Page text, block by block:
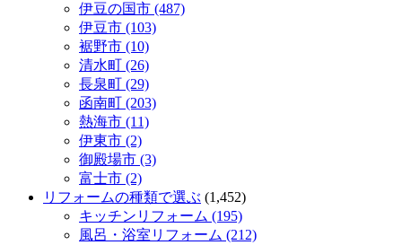
伊豆の国市 (487)
伊豆市 (103)
裾野市 (10)
清水町 (26)
長泉町 (29)
函南町 (203)
熱海市 (11)
伊東市 (2)
御殿場市 (3)
富士市 (2)
リフォームの種類で選ぶ (1,452)
キッチンリフォーム (195)
風呂・浴室リフォーム (212)